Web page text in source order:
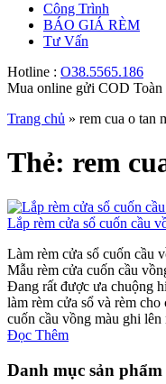
Công Trình
BÁO GIÁ RÈM
Tư Vấn
Hotline : O38.5565.186
Mua online gửi COD Toàn
Trang chủ » rem cua o tan
Thẻ: rem
Lắp rèm cửa sổ cuốn cầu
Làm rèm cửa sổ cuốn cầu
Mẫu rèm cửa cuốn cầu
Đang rất được ưa chuộng
làm rèm cửa sổ và rèm
cuốn cầu vồng màu ghi
Đọc Thêm
Danh mục sản phẩm